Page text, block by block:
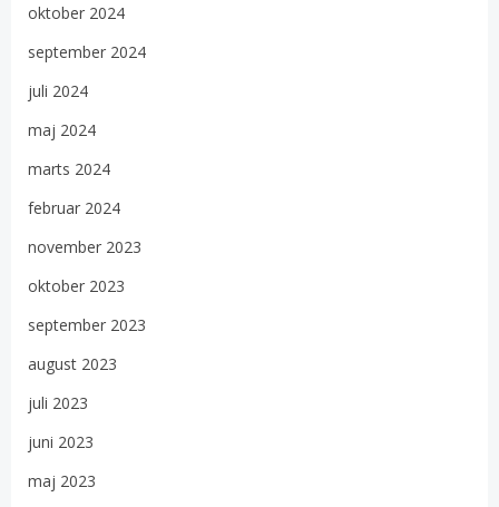
oktober 2024
september 2024
juli 2024
maj 2024
marts 2024
februar 2024
november 2023
oktober 2023
september 2023
august 2023
juli 2023
juni 2023
maj 2023